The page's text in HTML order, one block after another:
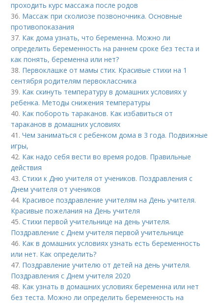
проходить курс массажа после родов
36. Массаж при сколиозе позвоночника. Основные
противопоказания
37. Как дома узнать, что беременна. Можно ли
определить беременность на раннем сроке без теста и
как понять, беременна или нет?
38. Первоклашке от мамы стих. Красивые стихи на 1
сентября родителям первоклассника
39. Как скинуть температуру в домашних условиях у
ребенка. Методы снижения температуры
40. Как побороть тараканов. Как избавиться от
тараканов в домашних условиях
41.Чем заниматься с ребенком дома в 3 года. Подвижные
игры,
42. Как надо себя вести во время родов. Правильные
действия
43.Стихи к Дню учителя от учеников. Поздравления с
Днем учителя от учеников
44. Красивое поздравление учителям на День учителя.
Красивые пожелания на День учителя
45.Стихи первой учительнице на день учителя.
Поздравление с Днем учителя первой учительнице
46. Как в домашних условиях узнать есть беременность
или нет. Как определить?
47. Поздравление учителю от детей на день учителя.
Поздравления с Днем учителя 2020
48. Как узнать в домашних условиях беременна или нет
без теста. Можно ли определить беременность на